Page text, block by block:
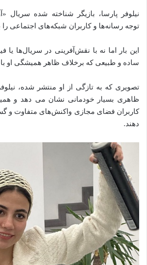
نیلوفر پارسا، بازیگر شناخته‌ شده‌ سریال
توجه رسانه‌ها و کاربران شبکه‌های اجتماعی
این بار اما نه با نقش‌آفرینی در سریال‌ها یا
ساده و طبیعی که برخلاف ظاهر همیشگی او
تصویری که به تازگی از او منتشر شده‌،
ظاهری بسیار خودمانی نشان می‌ دهد و
کاربران فضای مجازی واکنش‌های متفاوت و
دهند.